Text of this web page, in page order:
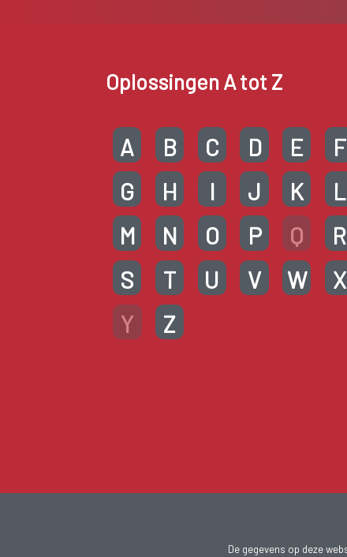
Oplossingen A tot Z
A B C D E
F
G
H I J K
L
M
N O P Q
R
S
T U V W
X
Y
Z
De gegevens op deze